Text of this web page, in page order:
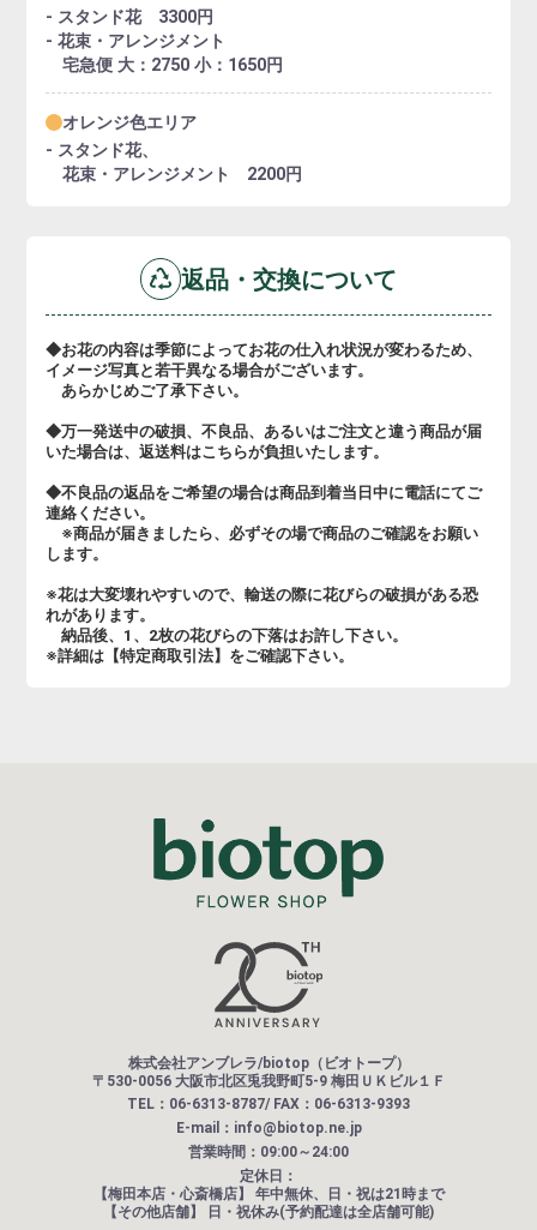
- スタンド花 3300円
- 花束・アレンジメント
宅急便 大：2750 小：1650円
オレンジ色エリア
- スタンド花、
花束・アレンジメント 2200円
返品・交換について
◆お花の内容は季節によってお花の仕入れ状況が変わるため、
イメージ写真と若干異なる場合がございます。
あらかじめご了承下さい。
◆万一発送中の破損、不良品、あるいはご注文と違う商品が届
いた場合は、返送料はこちらが負担いたします。
◆不良品の返品をご希望の場合は商品到着当日中に電話にてご
連絡ください。
※商品が届きましたら、必ずその場で商品のご確認をお願い
します。
※花は大変壊れやすいので、輸送の際に花びらの破損がある恐
れがあります。
納品後、1、2枚の花びらの下落はお許し下さい。
※詳細は【特定商取引法】をご確認下さい。
株式会社アンブレラ/biotop（ビオトープ）
〒530-0056 大阪市北区兎我野町5-9 梅田ＵＫビル１Ｆ
TEL：06-6313-8787/ FAX：06-6313-9393
E-mail：info@biotop.ne.jp
営業時間：09:00～24:00
定休日：
【梅田本店・心斎橋店】 年中無休、日・祝は21時まで
【その他店舗】
日・祝休み(予約配達は全店舗可能)